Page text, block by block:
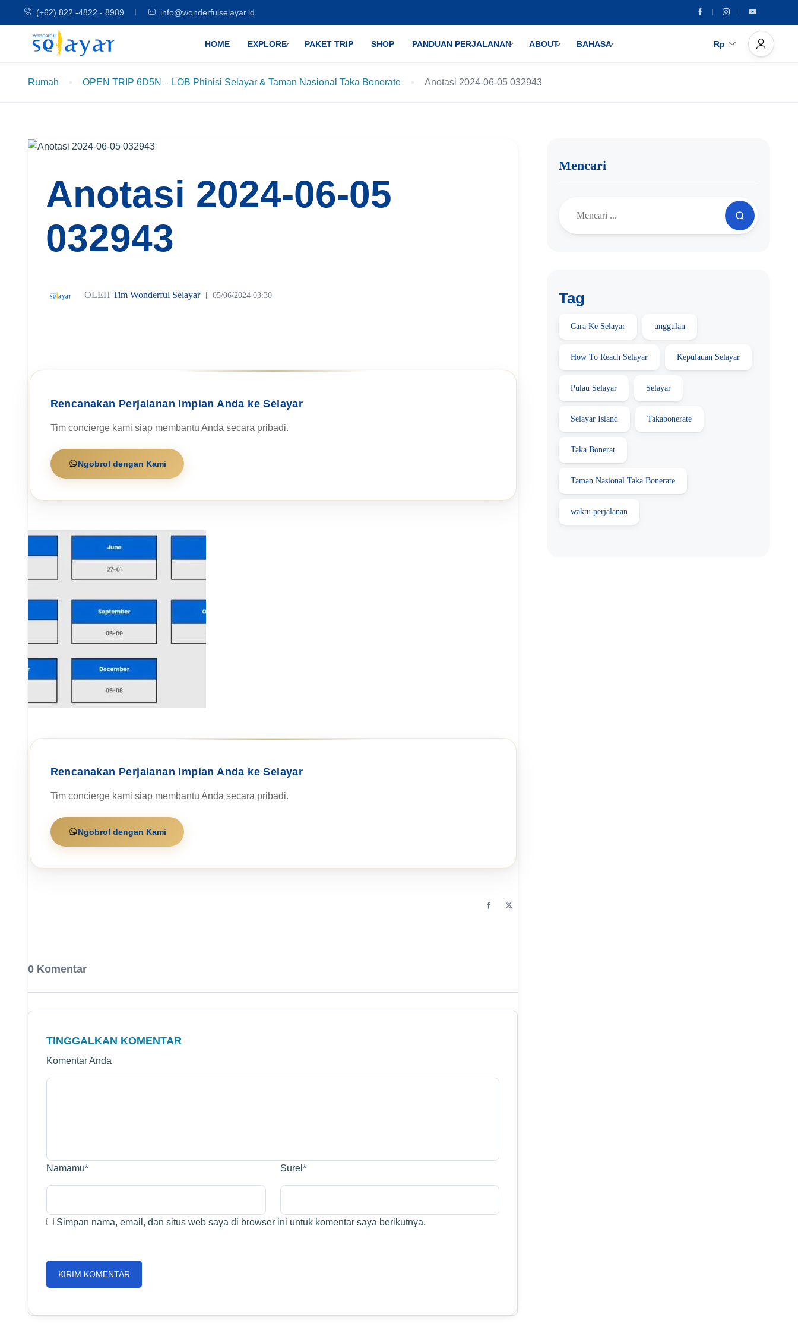
(+62) 822 -4822 - 8989 info@wonderfulselayar.id
HOME EXPLORE PAKET TRIP SHOP PANDUAN PERJALANAN ABOUT BAHASA Rp
Rumah OPEN TRIP 6D5N – LOB Phinisi Selayar & Taman Nasional Taka Bonerate Anotasi 2024-06-05 032943
Anotasi 2024-06-05
032943
OLEH Tim Wonderful Selayar 05/06/2024 03:30
Rencanakan Perjalanan Impian Anda ke Selayar
Tim concierge kami siap membantu Anda secara pribadi.
Ngobrol dengan Kami
Rencanakan Perjalanan Impian Anda ke Selayar
Tim concierge kami siap membantu Anda secara pribadi.
Ngobrol dengan Kami
0 Komentar
TINGGALKAN KOMENTAR
Komentar Anda
Namamu* Surel *
Simpan nama, email, dan situs web saya di browser ini untuk komentar saya berikutnya.
Mencari
Tag
Cara Ke Selayar unggulan
How To Reach Selayar Kepulauan Selayar
Pulau Selayar Selayar
Selayar Island Takabonerate
Taka Bonerat
Taman Nasional Taka Bonerate
waktu perjalanan